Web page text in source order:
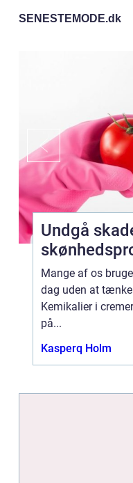
SENESTEMODE.dk
Undgå
Mange af os
dag uden at tænke
Kemikalier i
på...
Kasperq Holm